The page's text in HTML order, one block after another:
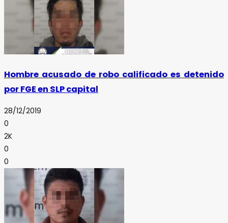
Hombre acusado de robo calificado es detenido
por FGE en SLP capital
28/12/2019
0
2K
0
0